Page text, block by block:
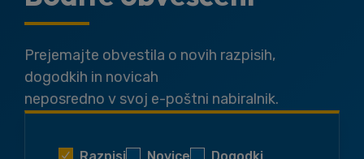
Prejemajte obvestila o novih razpisih,
dogodkih in novicah
neposredno v svoj e-poštni nabiralnik.